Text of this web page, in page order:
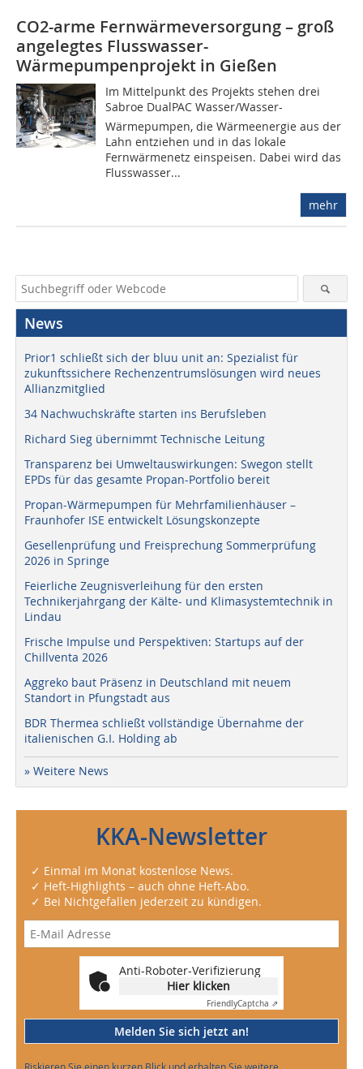
CO2-arme Fernwärmeversorgung – groß
angelegtes Flusswasser-
Wärmepumpenprojekt in Gießen
Im Mittelpunkt des Projekts stehen drei
Sabroe DualPAC Wasser/Wasser-
Wärmepumpen, die Wärmeenergie aus der
Lahn entziehen und in das lokale
Fernwärmenetz einspeisen. Dabei wird das
Flusswasser...
mehr
News
Prior1 schließt sich der bluu unit an: Spezialist für
zukunftssichere Rechenzentrumslösungen wird neues
Allianzmitglied
34 Nachwuchskräfte starten ins Berufsleben
Richard Sieg übernimmt Technische Leitung
Transparenz bei Umweltauswirkungen: Swegon stellt
EPDs für das gesamte Propan-Portfolio bereit
Propan-Wärmepumpen für Mehrfamilienhäuser –
Fraunhofer ISE entwickelt Lösungskonzepte
Gesellenprüfung und Freisprechung Sommerprüfung
2026 in Springe
Feierliche Zeugnisverleihung für den ersten
Technikerjahrgang der Kälte- und Klimasystemtechnik in
Lindau
Frische Impulse und Perspektiven: Startups auf der
Chillventa 2026
Aggreko baut Präsenz in Deutschland mit neuem
Standort in Pfungstadt aus
BDR Thermea schließt vollständige Übernahme der
italienischen G.I. Holding ab
» Weitere News
KKA-Newsletter
✓ Einmal im Monat kostenlose News.
✓ Heft-Highlights – auch ohne Heft-Abo.
✓ Bei Nichtgefallen jederzeit zu kündigen.
Anti-Roboter-Verifizierung
Hier klicken
FriendlyCaptcha ⇗
Melden Sie sich jetzt an!